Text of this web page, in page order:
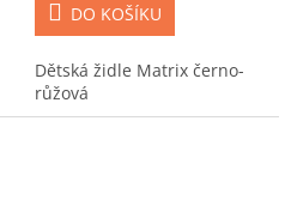
DO KOŠÍKU
Dětská židle Matrix černo-
růžová